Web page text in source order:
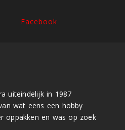
Facebook
uiteindelijk in 1987
wat eens een hobby
oppakken en was op zoek